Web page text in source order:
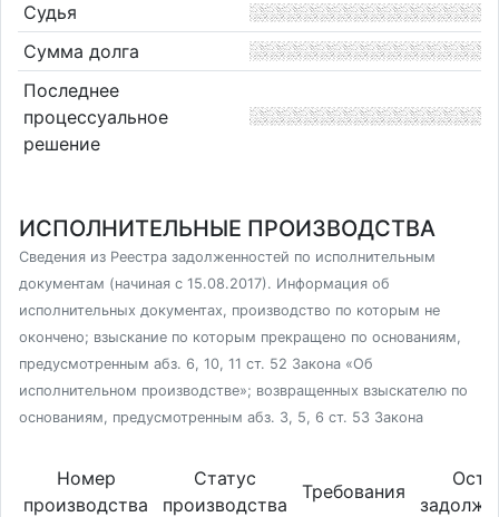
Судья
Сумма долга
Последнее
процессуальное
решение
ИСПОЛНИТЕЛЬНЫЕ ПРОИЗВОДСТВА
Сведения из Реестра задолженностей по исполнительным
документам (начиная с 15.08.2017). Информация об
исполнительных документах, производство по которым не
окончено; взыскание по которым прекращено по основаниям,
предусмотренным абз. 6, 10, 11 ст. 52 Закона «Об
исполнительном производстве»; возвращенных взыскателю по
основаниям, предусмотренным абз. 3, 5, 6 ст. 53 Закона
Номер
производства
Статус
производства
Требования